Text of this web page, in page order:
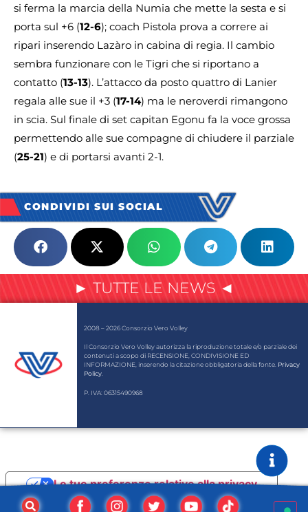
si ferma la marcia della Numia che mette la sesta e si
porta sul +6 (12-6); coach Pistola prova a correre ai
ripari inserendo Lazàro in cabina di regia. Il cambio
sembra funzionare con le Tigri che si riportano a
contatto (13-13). L’attacco da posto quattro di Lanier
regala alle sue il +3 (17-14) ma le neroverdi rimangono
in scia. Sul finale di set capitan Egonu fa la voce grossa
permettendo alle sue compagne di chiudere il parziale
(25-21) e di portarsi avanti 2-1.
CONDIVIDI SUI SOCIAL
► TUTTE LE NEWS ◄
2008 – 2026 Consorzio Vero Volley
Il Consorzio Vero Volley autorizza la riproduzione totale e/o parziale dei
contenuti a scopo di RECENSIONE, CONDIVISIONE ED
INFORMAZIONE, inserendo la citazione obbligatoria della fonte. Privacy
Policy
P. IVA: 06315490968
Informativa sulla raccolta
Le tue preferenze relative alla privacy